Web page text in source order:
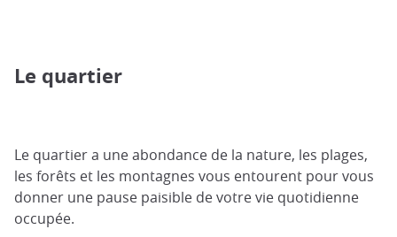
Le quartier
Le quartier a une abondance de la nature, les plages,
les forêts et les montagnes vous entourent pour vous
donner une pause paisible de votre vie quotidienne
occupée.